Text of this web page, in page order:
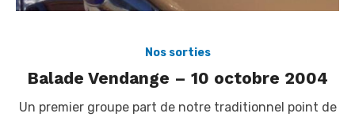
Nos sorties
Balade Vendange – 10 octobre 2004
Un premier groupe part de notre traditionnel point de